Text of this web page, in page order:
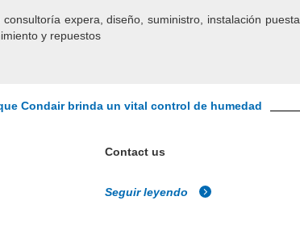
expera, diseño, suministro, instalación puesta
y repuestos
Condair brinda un vital control de humedad
Contact us
Seguir leyendo